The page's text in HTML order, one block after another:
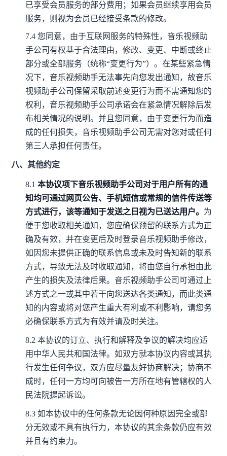
已享受会员服务的部分费用；如果会员继续享用会员
服务，则视为会员已经接受条款的修改。
7.4您同意，由于互联网服务的特殊性，音乐视频助
手公司有权基于合法理由，修改、变更、中断或终止
部分或全部服务（统称“变更行为”）。在某些紧急情
况下，音乐视频助手无法事先向您发出通知，故音乐
视频助手公司保留采取前述变更行为而不需通知您的
权利，音乐视频助手公司承诺会在紧急情况解除后发
布相关情况的说明。并且您同意，由于变更行为而造
成的任何损失，音乐视频助手公司无需对您对或任何
第三人承担任何责任。
八、其他约定
8.1本协议项下音乐视频助手公司对于用户所有的通
知均可通过网页公告、手机短信或常规的信件传送等
方式进行，该等通知于发送之日视为已送达用户。 为
便于您收取相关通知，您应确保预留的联系方式为正
确及有效，并在变更后及时登录音乐视频助手修改，
如因您未提供正确的联系信息或未及时告知新的联系
方式，导致无法及时收取通知，将由您自行承担由此
产生的损失及法律后果。音乐视频助手公司可通过上
述方式之一或其中若干向您送达各类通知，而此类通
知的内容或将对您产生重大有利或不利影响，请您务
必确保联系方式为有效并请及时关注。
8.2本协议的订立、执行和解释及争议的解决均应适
用中华人民共和国法律。如双方就本协议内容或其执
行发生任何争议，双方应尽量友好协商解决；协商不
成时，任何一方均可向被告一方所在地有管辖权的人
民法院提起诉讼。
8.3如本协议中的任何条款无论因何种原因完全或部
分无效或不具有执行力，本协议的其余条款仍应有效
并且有约束力。